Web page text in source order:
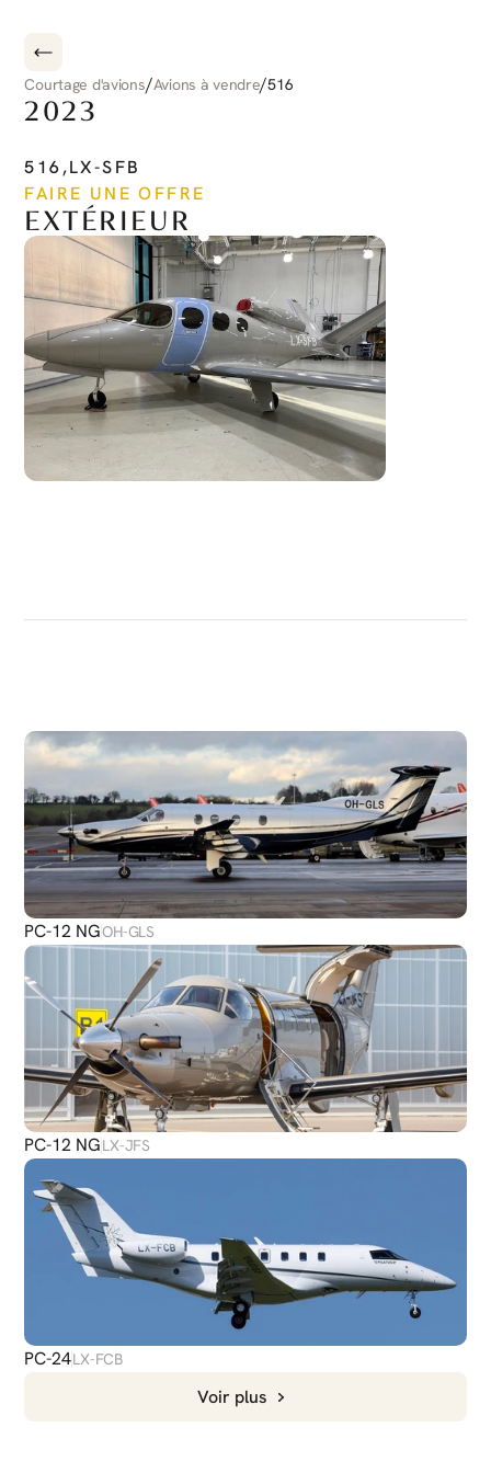
Courtage d'avions/Avions à vendre/516
2023
CIRRUS
516,LX-SFB
FAIRE UNE OFFRE
Voir plus
EXTÉRIEUR
PLUS D'AVIONS
PC-12 NGOH-GLS
PC-12 NGLX-JFS
PC-24LX-FCB
Voir plus